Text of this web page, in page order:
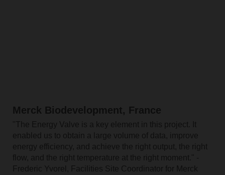
Merck Biodevelopment, France
"The Energy Valve is a key element in this project. It
enabled us to obtain a large volume of data, improve
energy efficiency, and achieve the right output, the right
flow, and the right temperature at the right moment." -
Frederic Yvorel, Facilities Site Coordinator for Merck